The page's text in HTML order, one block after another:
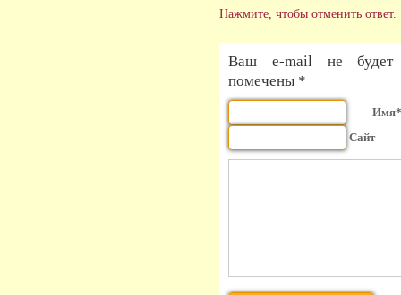
Нажмите, чтобы отменить ответ.
Ваш e-mail не будет
помечены *
Имя*
Сайт